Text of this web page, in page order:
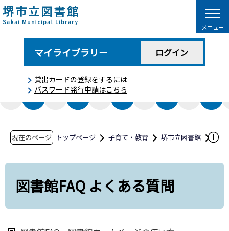
こ
の
ペ
で
メニュー
マイライブラリー ログイン
貸出カードの登録をするには
パスワード発行申請はこちら
現在のページ トップページ 子育て・教育
堺市立図書館
図書館FAQ よくある質問